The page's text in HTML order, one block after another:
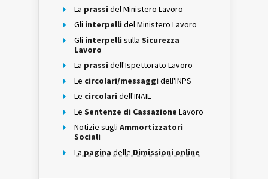
La prassi del Ministero Lavoro
Gli interpelli del Ministero Lavoro
Gli interpelli sulla Sicurezza
Lavoro
La prassi dell'Ispettorato Lavoro
Le circolari/messaggi dell'INPS
Le circolari dell'INAIL
Le Sentenze di Cassazione Lavoro
Notizie sugli Ammortizzatori
Sociali
La pagina delle Dimissioni online